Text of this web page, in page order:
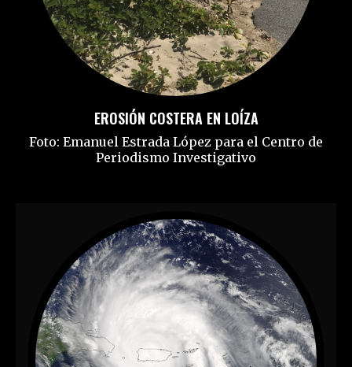
EROSIÓN COSTERA EN LOÍZA
Foto: Emanuel Estrada López para el Centro de
Periodismo Investigativo